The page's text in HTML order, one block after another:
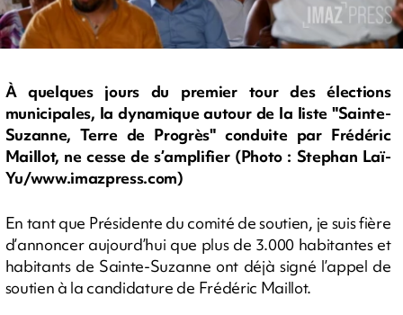
À quelques jours du premier tour des élections
municipales, la dynamique autour de la liste "Sainte-
Suzanne, Terre de Progrès" conduite par Frédéric
Maillot, ne cesse de s’amplifier (Photo : Stephan Laï-
Yu/www.imazpress.com)
En tant que Présidente du comité de soutien, je suis fière
d’annoncer aujourd’hui que plus de 3.000 habitantes et
habitants de Sainte-Suzanne ont déjà signé l’appel de
soutien à la candidature de Frédéric Maillot.